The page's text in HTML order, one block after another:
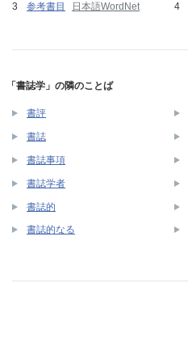
参考書目 日本語WordNet
「書誌学」の隣のことば
書評
書誌
書誌事項
書誌学者
書誌的
書誌的なる